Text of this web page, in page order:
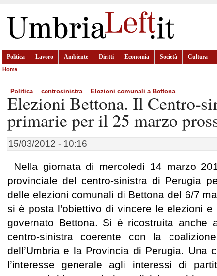
Politica Lavoro Ambiente Diritti Economia Società Cultura
Home
Politica centrosinistra Elezioni comunali a Bettona
Elezioni Bettona. Il Centro-
primarie per il 25 marzo
15/03/2012 - 10:16
Nella giornata di mercoledì 14 marzo
provinciale del centro-sinistra di Perugia
delle elezioni comunali di Bettona del 6/7
si è posta l’obiettivo di vincere le elezioni
governato Bettona. Si è ricostruita anche
centro-sinistra coerente con la
dell’Umbria e la Provincia di Perugia. Una
l’interesse generale agli interessi di